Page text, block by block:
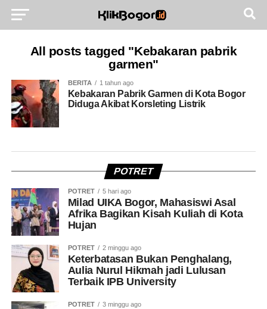
All posts tagged "Kebakaran pabrik
garmen"
BERITA 1 tahun ago
Kebakaran Pabrik Garmen di Kota Bogor
Diduga Akibat Korsleting Listrik
POTRET
POTRET 5 hari ago
Milad UIKA Bogor, Mahasiswi Asal
Afrika Bagikan Kisah Kuliah di Kota
Hujan
POTRET 2 minggu ago
Keterbatasan Bukan Penghalang,
Aulia Nurul Hikmah jadi Lulusan
Terbaik IPB University
POTRET 3 minggu ago